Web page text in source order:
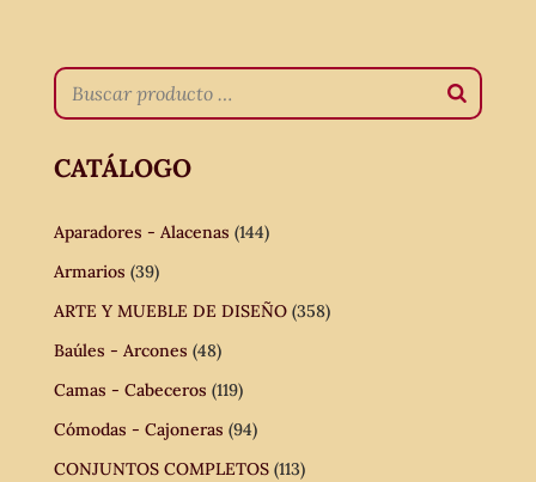
CATÁLOGO
Aparadores - Alacenas (144)
Armarios (39)
ARTE Y MUEBLE DE DISEÑO (358)
Baúles - Arcones (48)
Camas - Cabeceros (119)
Cómodas - Cajoneras (94)
CONJUNTOS COMPLETOS (113)